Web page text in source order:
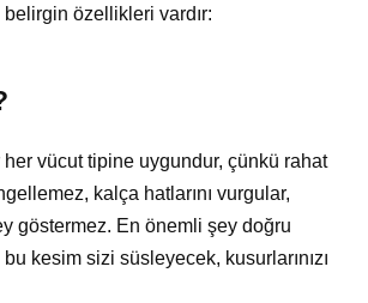
özellikleri vardır:
vücut tipine uygundur, çünkü rahat
kalça hatlarını vurgular,
göstermez. En önemli şey doğru
kesim sizi süsleyecek, kusurlarınızı